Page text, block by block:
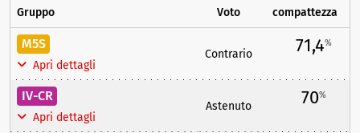
Gruppo Voto
compattezza
M5S
Apri dettagli
Contrario 71,4%
IV-CR
Apri dettagli
Astenuto 70%